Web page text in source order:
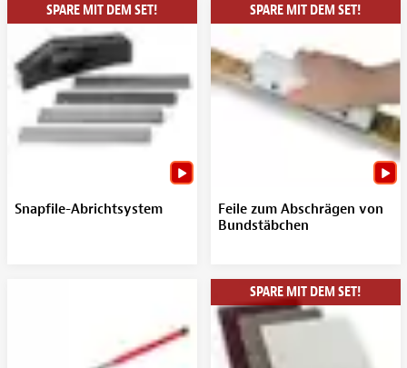
SPARE MIT DEM SET!
Snapfile-Abrichtsystem
SPARE MIT DEM SET!
Feile zum Abschrägen von
Bundstäbchen
SPARE MIT DEM SET!